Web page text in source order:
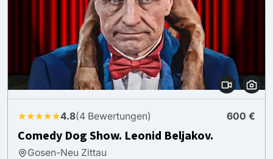
★★★★★4.8(4 Bewertungen) 600 €
Comedy Dog Show. Leonid Beljakov.
Gosen-Neu Zittau